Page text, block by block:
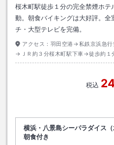
桜木町駅徒歩１分の完全禁煙ホ
動。朝食バイキングは大好評。
チ・大型テレビを完備。
アクセス： 羽田空港→私鉄京浜急行
→ＪＲ約３分桜木町駅下車→徒歩約１
税込
横浜・八景島シーパラダイス
朝食付き